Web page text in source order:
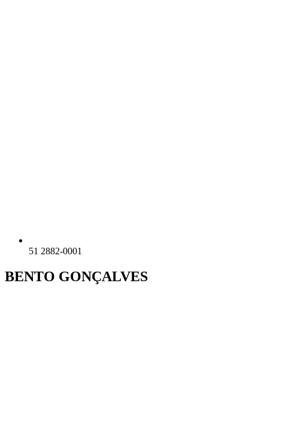
51 2882-0001
BENTO GONÇALVES